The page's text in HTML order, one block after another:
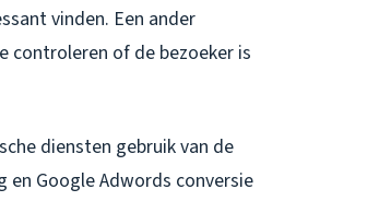
vinden. Een ander
controleren of de bezoeker is
diensten gebruik van de
en Google Adwords conversie